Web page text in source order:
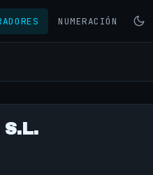
NUMERACIÓN
S.L.